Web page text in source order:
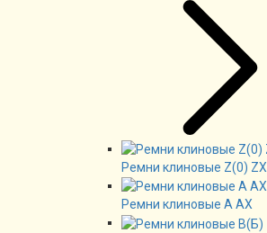
Ремни клиновые Z(0) ZX
Ремни клиновые А AX